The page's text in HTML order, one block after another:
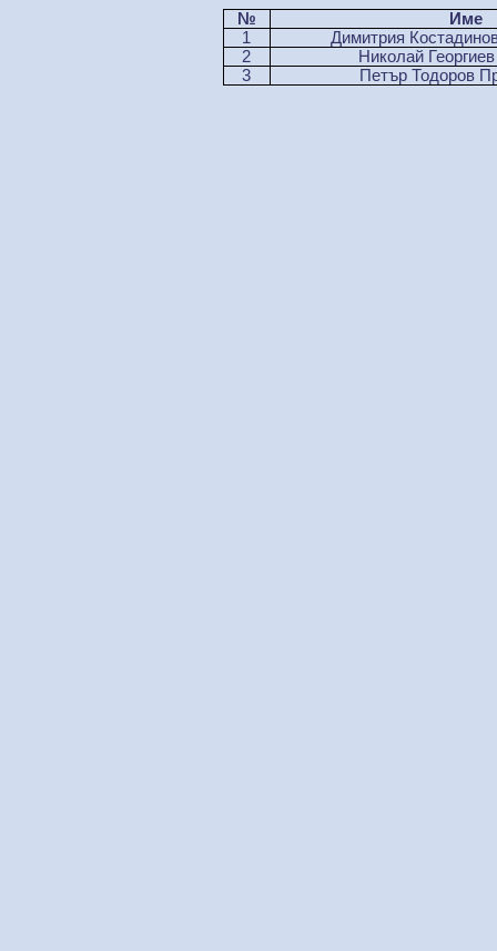
№
Име
1
Димитрия
2
Николай
3
Петър Тодоров